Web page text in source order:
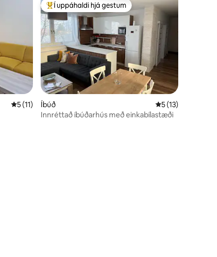
5 af 5 í meðaleinkunn, 11 umsagnir
5 (11)
Í mestu uppáhaldi hjá gestum
Í uppáhaldi hjá gestum
Íbúð 5 af 5 í
5 (13)
Innréttað íbúðarhús með einkabílastæði